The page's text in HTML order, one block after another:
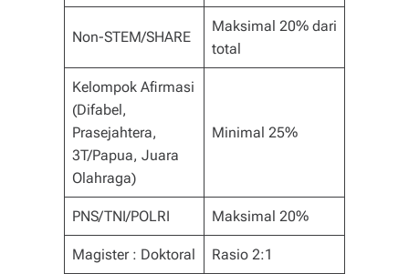
Non-STEM/SHARE
Maksimal 20% dari
total
Kelompok Afirmasi
(Difabel,
Prasejahtera,
3T/Papua, Juara
Olahraga)
Minimal 25%
PNS/TNI/POLRI Maksimal 20%
Magister : Doktoral Rasio 2:1